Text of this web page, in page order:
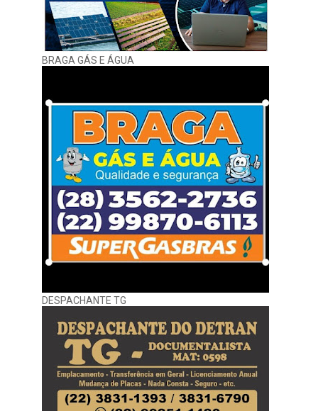
BRAGA GÁS E ÁGUA
DESPACHANTE TG